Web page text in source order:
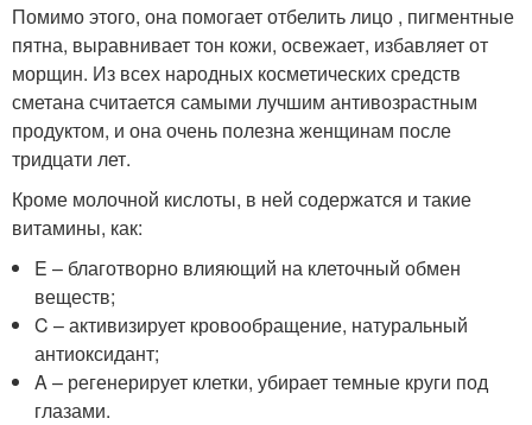
Помимо этого, она помогает отбелить лицо , пигментные
пятна, выравнивает тон кожи, освежает, избавляет от
морщин. Из всех народных косметических средств
сметана считается самыми лучшим антивозрастным
продуктом, и она очень полезна женщинам после
тридцати лет.
Кроме молочной кислоты, в ней содержатся и такие
витамины, как:
E – благотворно влияющий на клеточный обмен
веществ;
C – активизирует кровообращение, натуральный
антиоксидант;
A – регенерирует клетки, убирает темные круги под
глазами.